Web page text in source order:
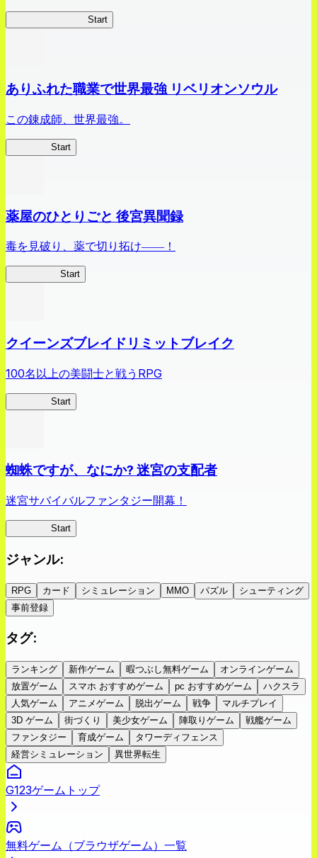
Start
ありふれた職業で世界最強 リベリオンソウル
この錬成師、世界最強。
Start
薬屋のひとりごと 後宮異聞録
毒を見破り、薬で切り拓け――！
Start
クイーンズブレイドリミットブレイク
100名以上の美闘士と戦うRPG
Start
蜘蛛ですが、なにか? 迷宮の支配者
迷宮サバイバルファンタジー開幕！
Start
ジャンル:
RPG カード シミュレーション MMO パズル
シューティング
事前登録
タグ:
ランキング 新作ゲーム 暇つぶし無料ゲーム
オンラインゲーム
放置ゲーム
スマホ おすすめゲーム pc おすすめゲーム
ハクスラ
人気ゲーム
アニメゲーム 脱出ゲーム 戦争
マルチプレイ
3D ゲーム
街づくり 美少女ゲーム 陣取りゲーム
戦艦ゲーム
ファンタジー
育成ゲーム
タワーディフェンス
経営シミュレーション
異世界転生
G123ゲームトップ
無料ゲーム（ブラウザゲーム）一覧